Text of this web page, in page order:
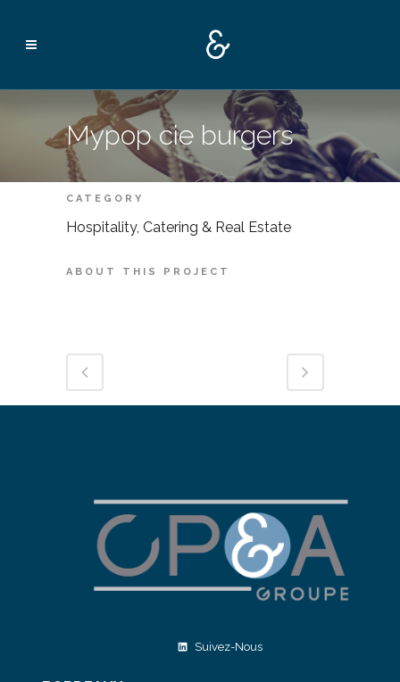
Mypop cie burgers
CATEGORY
Hospitality, Catering & Real Estate
ABOUT THIS PROJECT
Suivez-Nous